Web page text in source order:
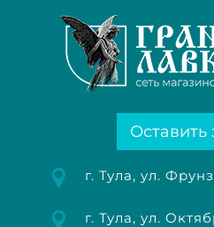
Оставить
г. Тула, ул.
г. Тула, ул.